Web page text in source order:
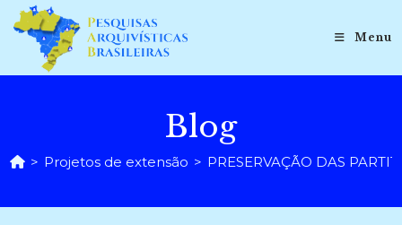
para
conteúdo
Menu
Blog
> Projetos de extensão > PRESERVAÇÃO DAS